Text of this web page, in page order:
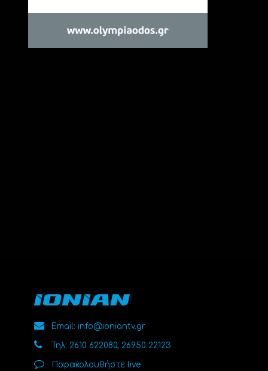
Email: info@ioniantv.gr
Τηλ: 2610 622080, 26950 22123
Παρακολουθήστε live